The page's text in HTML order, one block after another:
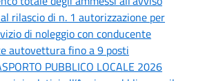
rilascio di n. 1 autorizzazione per
di noleggio con conducente
autovettura fino a 9 posti
PUBBLICO LOCALE 2026